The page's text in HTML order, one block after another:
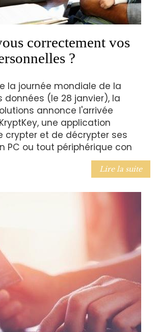
correctement vos
?
la journée mondiale de la
données (le 28 janvier), la
annonce l'arrivée
une application
crypter et de décrypter ses
PC ou tout périphérique con
Lire la suite